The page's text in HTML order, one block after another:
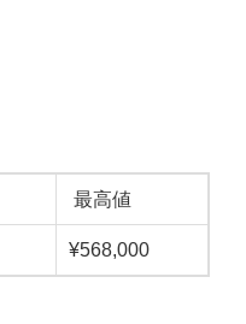
最高値
¥568,000